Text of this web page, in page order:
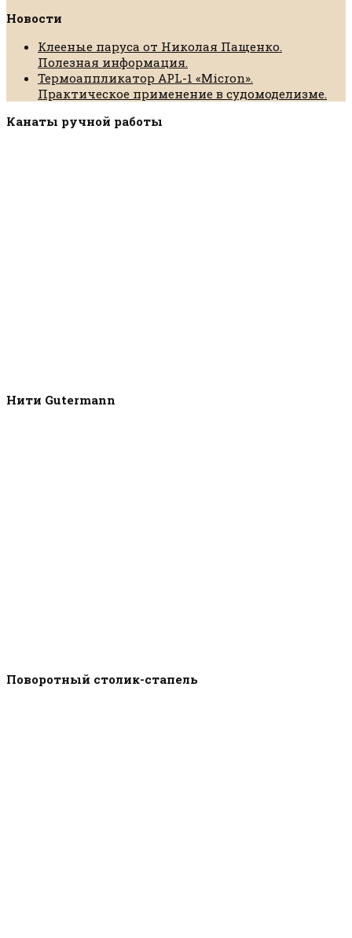
Новости
Клееные паруса от Николая Пащенко.
Полезная информация.
Термоаппликатор APL-1 «Micron».
Практическое применение в судомоделизме.
Канаты ручной работы
Нити Gutermann
Поворотный столик-стапель